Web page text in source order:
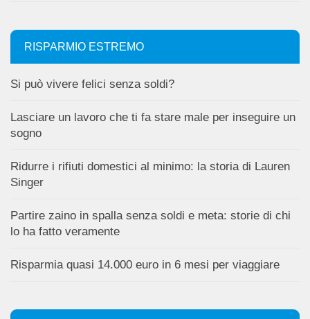
RISPARMIO ESTREMO
Si può vivere felici senza soldi?
Lasciare un lavoro che ti fa stare male per inseguire un
sogno
Ridurre i rifiuti domestici al minimo: la storia di Lauren
Singer
Partire zaino in spalla senza soldi e meta: storie di chi
lo ha fatto veramente
Risparmia quasi 14.000 euro in 6 mesi per viaggiare